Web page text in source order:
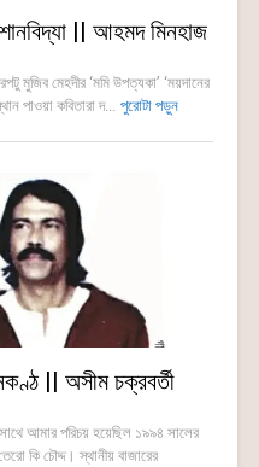
|| আহমদ মিনহাজ
মুজিব মেহদীর ‘মমি উপত্যকা’ ‘ময়দানের
পাওয়া কবিতারা দ... পুরোটা পড়ুন
|| অসীম চক্রবর্তী
আমার পরিচয় হয়েছিল ১৯৯৪ সালের
কি চৌদ্দ। স্থানীয় বাজারের